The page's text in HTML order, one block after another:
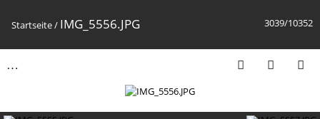
3039/10352
Startseite/ IMG_5556.JPG